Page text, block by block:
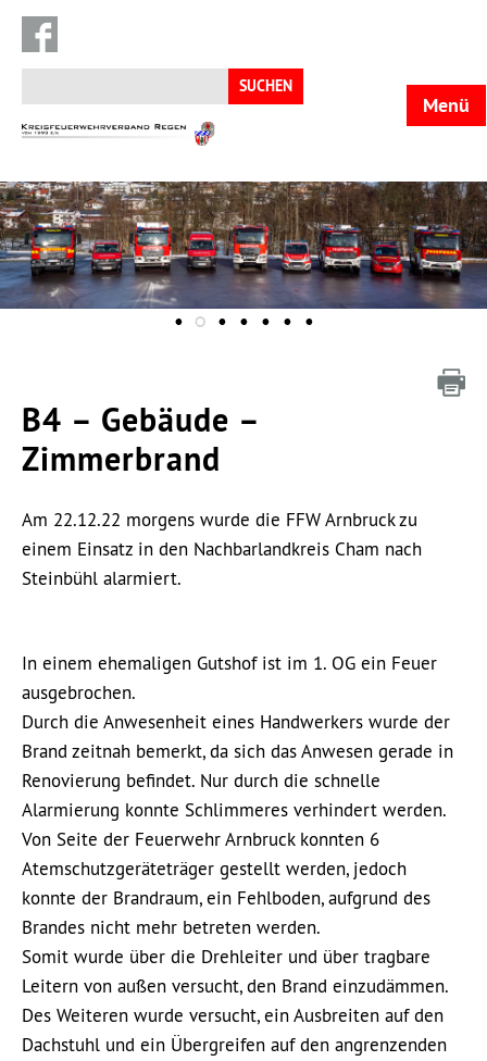
Suchen
nach:
KFV
Menü
B4 – Gebäude –
Zimmerbrand
Am 22.12.22 morgens wurde die FFW Arnbruck zu
einem Einsatz in den Nachbarlandkreis Cham nach
Steinbühl alarmiert.
In einem ehemaligen Gutshof ist im 1. OG ein Feuer
ausgebrochen.
Durch die Anwesenheit eines Handwerkers wurde der
Brand zeitnah bemerkt, da sich das Anwesen gerade in
Renovierung befindet. Nur durch die schnelle
Alarmierung konnte Schlimmeres verhindert werden.
Von Seite der Feuerwehr Arnbruck konnten 6
Atemschutzgeräteträger gestellt werden, jedoch
konnte der Brandraum, ein Fehlboden, aufgrund des
Brandes nicht mehr betreten werden.
Somit wurde über die Drehleiter und über tragbare
Leitern von außen versucht, den Brand einzudämmen.
Des Weiteren wurde versucht, ein Ausbreiten auf den
Dachstuhl und ein Übergreifen auf den angrenzenden